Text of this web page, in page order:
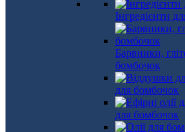
Інгредієнти
Барвники,
бомбочок
для бомбочок
для бомбочок